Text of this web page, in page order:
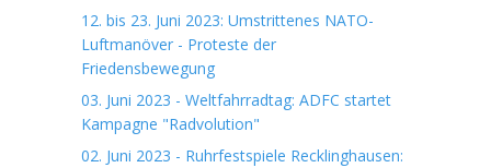
12. bis 23. Juni 2023: Umstrittenes NATO-
Luftmanöver - Proteste der
Friedensbewegung
03. Juni 2023 - Weltfahrradtag: ADFC startet
Kampagne "Radvolution"
02. Juni 2023 - Ruhrfestspiele Recklinghausen: